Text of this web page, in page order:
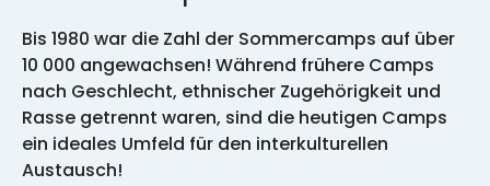
Bis 1980 war die Zahl der Sommercamps auf über
10 000 angewachsen! Während frühere Camps
nach Geschlecht, ethnischer Zugehörigkeit und
Rasse getrennt waren, sind die heutigen Camps
ein ideales Umfeld für den interkulturellen
Austausch!